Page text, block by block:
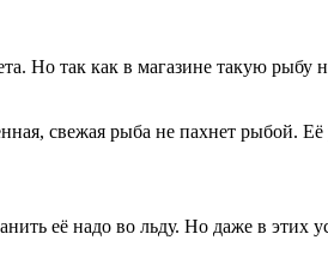
Но так как в магазине такую рыбу
свежая рыба не пахнет рыбой. Её
её надо во льду. Но даже в этих